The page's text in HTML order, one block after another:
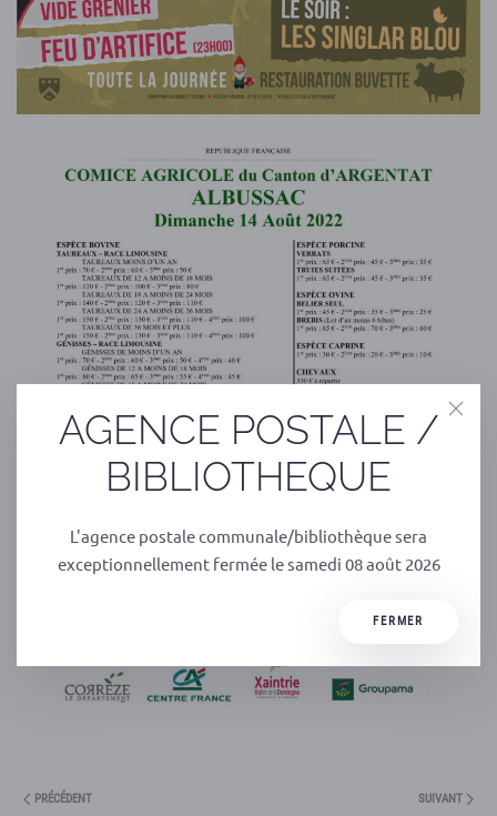
PRÉCÉDENT SUIVANT
AGENCE POSTALE /
BIBLIOTHEQUE
L'agence postale communale/bibliothèque sera
exceptionnellement fermée le samedi 08 août 2026
FERMER